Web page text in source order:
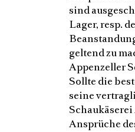
sind
Lager, resp.
geltend zu
Appenzeller
Sollte die
seine
Ansprüche